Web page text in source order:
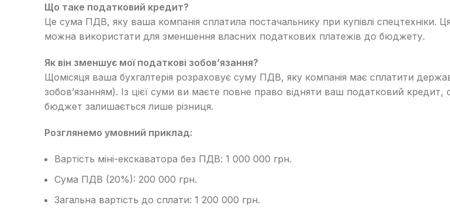
Що таке податковий кредит?
Це сума ПДВ, яку ваша компанія сплатила постачальнику при купівлі спецтехніки.
можна використати для зменшення власних податкових платежів до бюджету.
Як він зменшує мої податкові зобов’язання?
Щомісяця ваша бухгалтерія розраховує суму ПДВ, яку компанія має сплатити
зобов’язанням). Із цієї суми ви маєте повне право відняти ваш податковий
бюджет залишається лише різниця.
Розглянемо умовний приклад:
Вартість міні-екскаватора без ПДВ: 1 000 000 грн.
Сума ПДВ (20%): 200 000 грн.
Загальна вартість до сплати: 1 200 000 грн.